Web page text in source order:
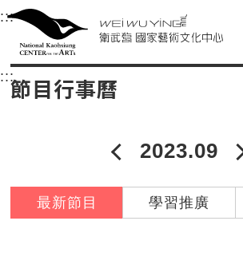
衛武營國家藝術文化中心
中央內容區塊，為本頁主要內容區。
:::選單連結區塊，此區塊列有本網站
衛武營國家藝術文化
:::中央內容區塊，為本頁主要內容區
節目行事曆
2023年08
2023.09
最新節目 學習推廣